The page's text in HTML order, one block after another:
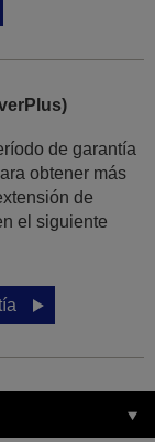
de garantía
obtener más
de
el siguiente